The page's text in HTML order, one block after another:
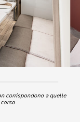
corrispondono a quelle